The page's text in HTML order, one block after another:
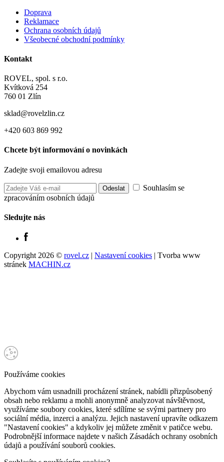
Doprava
Reklamace
Ochrana osobních údajů
Všeobecné obchodní podmínky
Kontakt
ROVEL, spol. s r.o.
Kvítková 254
760 01 Zlín
sklad@rovelzlin.cz
+420 603 869 992
Chcete být informování o novinkách
Zadejte svoji emailovou adresu
Souhlasím se
zpracováním osobních údajů
Sledujte nás
Copyright 2026 © rovel.cz | Nastavení cookies | Tvorba www
stránek MACHIN.cz
Používáme cookies
Abychom vám usnadnili procházení stránek, nabídli přizpůsobený
obsah nebo reklamu a mohli anonymně analyzovat návštěvnost,
využíváme soubory cookies, které sdílíme se svými partnery pro
sociální média, inzerci a analýzu. Jejich nastavení upravíte odkazem
"Nastavení cookies" a kdykoliv jej můžete změnit v patičce webu.
Podrobnější informace najdete v našich Zásadách ochrany osobních
údajů a používání souborů cookies.